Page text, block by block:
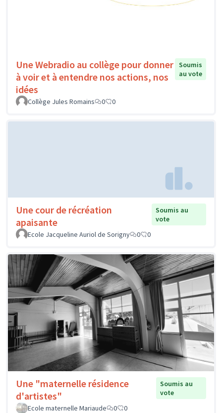
Une Webradio au collège pour donner
à voir et à entendre nos actions, nos
idées
Soumis
au vote
Collège Jules Romains 0 0
Une cour de récréation
apaisante
Soumis au
vote
Ecole Jacqueline Auriol de Sorigny
0 0
Une "maternelle résidence
d'artistes"
Soumis au
vote
Ecole maternelle Mariaude
0 0